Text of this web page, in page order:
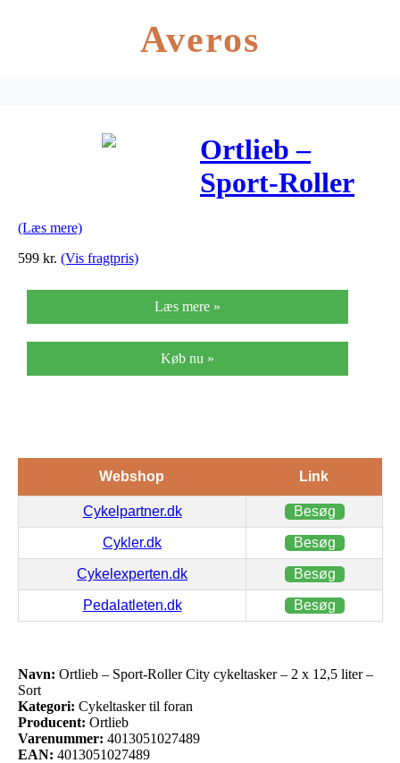
Averos
Ortlieb –
Sport-Roller
x 12,5 liter –
Sort
(Læs mere)
599 kr. (Vis fragtpris)
Læs mere »
Køb nu »
Webshop Link
Cykelpartner.dk Besøg
Cykler.dk Besøg
Cykelexperten.dk Besøg
Pedalatleten.dk Besøg
Navn: Ortlieb – Sport-Roller City cykeltasker – 2 x 12,5 liter –
Sort
Kategori: Cykeltasker til foran
Producent: Ortlieb
Varenummer: 4013051027489
EAN: 4013051027489